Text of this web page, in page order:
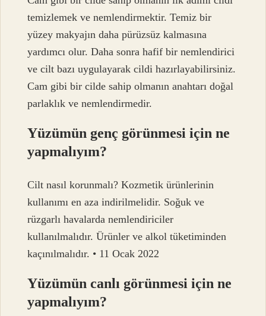
temizlemek ve nemlendirmektir. Temiz bir
yüzey makyajın daha pürüzsüz kalmasına
yardımcı olur. Daha sonra hafif bir nemlendirici
ve cilt bazı uygulayarak cildi hazırlayabilirsiniz.
Cam gibi bir cilde sahip olmanın anahtarı doğal
parlaklık ve nemlendirmedir.
Yüzümün genç görünmesi için ne
yapmalıyım?
Cilt nasıl korunmalı? Kozmetik ürünlerinin
kullanımı en aza indirilmelidir. Soğuk ve
rüzgarlı havalarda nemlendiriciler
kullanılmalıdır. Ürünler ve alkol tüketiminden
kaçınılmalıdır. • 11 Ocak 2022
Yüzümün canlı görünmesi için ne
yapmalıyım?